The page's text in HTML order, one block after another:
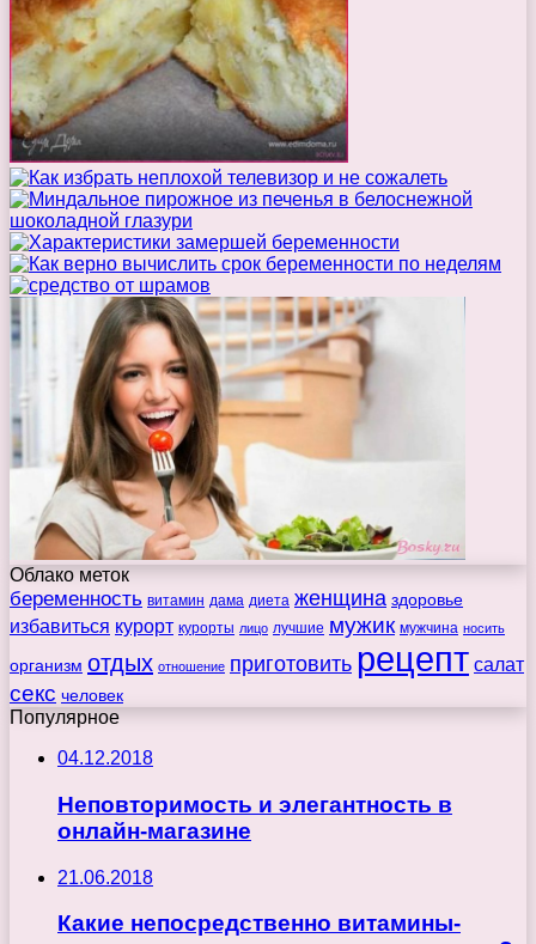
Облако меток
беременность витамин дама диета женщина здоровье
избавиться курорт курорты лицо лучшие мужик мужчина носить
организм отдых отношение приготовить рецепт салат
секс человек
Популярное
04.12.2018
Неповторимость и элегантность в
онлайн-магазине
21.06.2018
Какие непосредственно витамины-